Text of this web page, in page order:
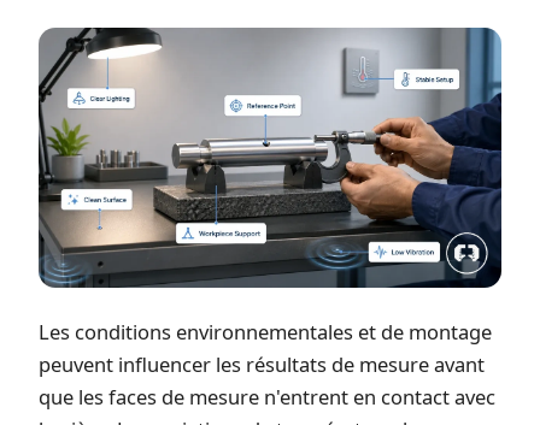
Les conditions environnementales et de montage
peuvent influencer les résultats de mesure avant
que les faces de mesure n'entrent en contact avec